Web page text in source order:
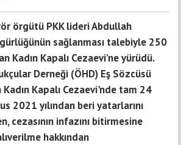
örgütü PKK lideri Abdullah
sağlanması talebiyle 250
Kadın Kapalı Cezaevi’ne yürüdü.
Derneği (ÖHD) Eş Sözcüsü
Kadın Kapalı Cezaevi'nde tam 24
2021 yılından beri yatarlarını
cezasının infazını bitirmesine
hakkından